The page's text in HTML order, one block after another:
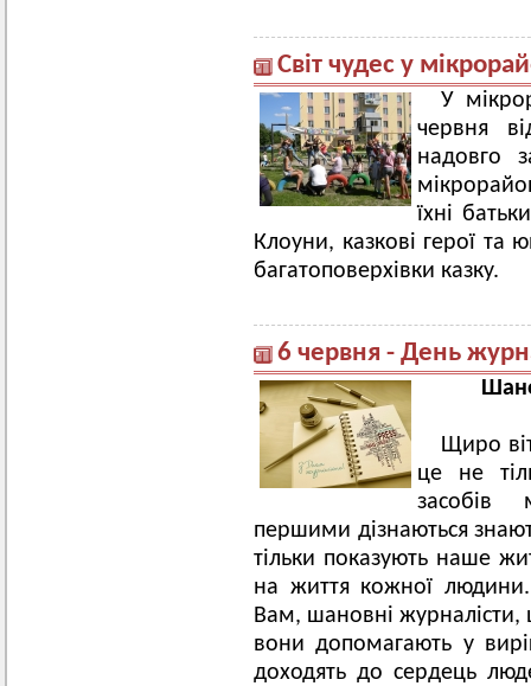
Світ чудес у
У
червня
надовго
їхні
Клоуни, казкові герої та
багатоповерхівки казку.
6 червня - День
Щиро
це не
засобів
першими дізнаються
тільки показують наше
на життя кожної людини.
Вам, шановні журналісти,
вони допомагають у
доходять до сердець